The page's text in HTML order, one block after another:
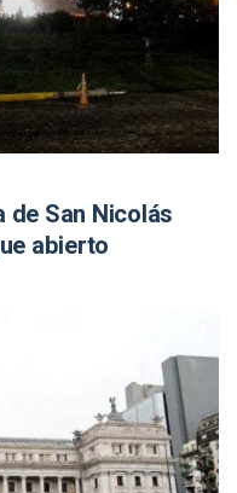
San Nicolás
abierto